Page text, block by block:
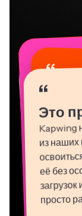
“
Это
Kapwing
из наших
её без
просто
“
“
“
“
“
“
“